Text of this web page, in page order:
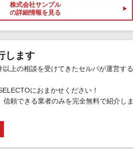
株式会社サンプル
の詳細情報を見る
します
上の相談を受けてきたセルバが運営する
におまかせください！
頼できる業者のみを完全無料で紹介しま